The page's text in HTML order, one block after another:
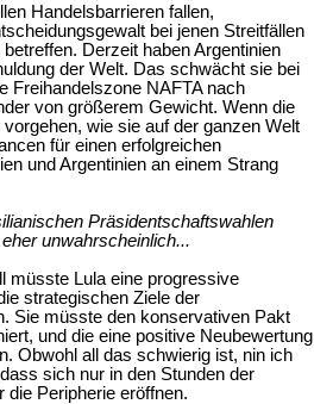
Handelsbarrieren fallen,
bei jenen Streitfällen
Derzeit haben Argentinien
der Welt. Das schwächt sie bei
Freihandelszone NAFTA nach
von größerem Gewicht. Wenn die
wie sie auf der ganzen Welt
für einen erfolgreichen
und Argentinien an einem Strang
Präsidentschaftswahlen
unwahrscheinlich...
müsste Lula eine progressive
strategischen Ziele der
Sie müsste den konservativen Pakt
und die eine positive Neubewertung
Obwohl all das schwierig ist, nin ich
sich nur in den Stunden der
die Peripherie eröffnen.